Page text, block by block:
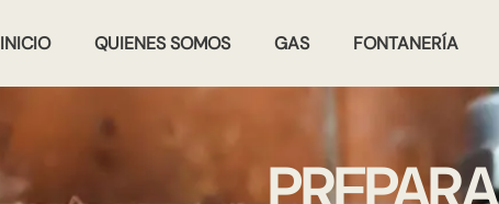
INICIO QUIENES SOMOS GAS FONTANERÍA